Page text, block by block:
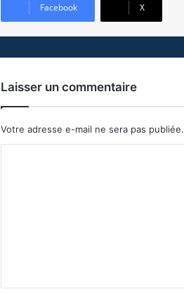
Facebook X
Laisser un commentaire
Votre adresse e-mail ne sera pas publiée.